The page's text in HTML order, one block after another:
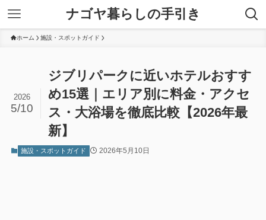
ナゴヤ暮らしの手引き
ホーム 施設・スポットガイド
ジブリパークに近いホテルおすす
め15選｜エリア別に料金・アクセ
ス・大浴場を徹底比較【2026年最
新】
2026
5/10
施設・スポットガイド 2026年5月10日